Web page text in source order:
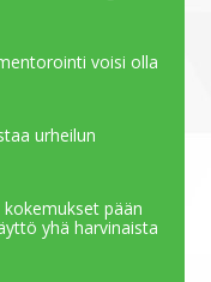
voisi olla
urheilun
pään
yhä harvinaista